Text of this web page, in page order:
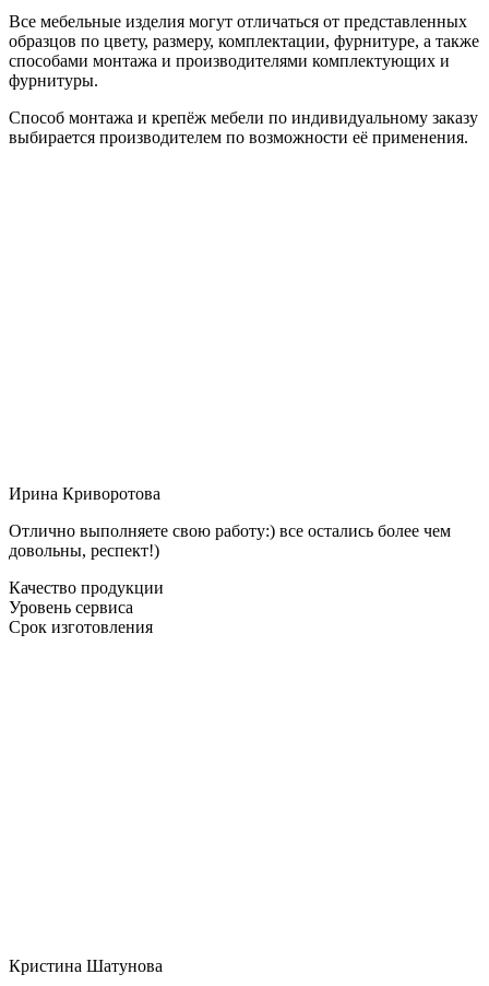
Все мебельные изделия могут отличаться от представленных
образцов по цвету, размеру, комплектации, фурнитуре, а также
способами монтажа и производителями комплектующих и
фурнитуры.
Способ монтажа и крепёж мебели по индивидуальному заказу
выбирается производителем по возможности её применения.
Ирина Криворотова
Отлично выполняете свою работу:) все остались более чем
довольны, респект!)
Качество продукции
Уровень сервиса
Срок изготовления
Кристина Шатунова